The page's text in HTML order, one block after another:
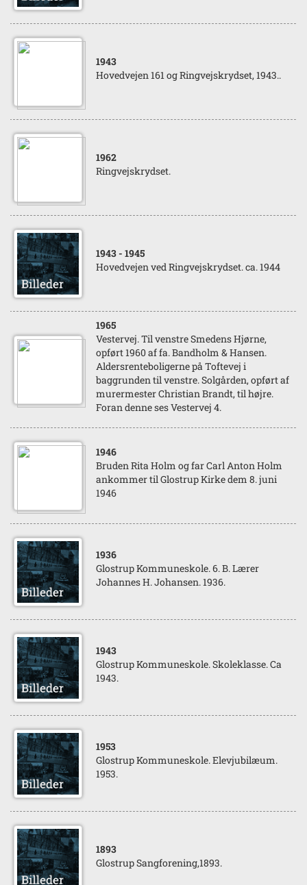
1943
Hovedvejen 161 og Ringvejskrydset, 1943..
1962
Ringvejskrydset.
1943 - 1945
Hovedvejen ved Ringvejskrydset. ca. 1944
1965
Vestervej. Til venstre Smedens Hjørne,
opført 1960 af fa. Bandholm & Hansen.
Aldersrenteboligerne på Toftevej i
baggrunden til venstre. Solgården, opført af
murermester Christian Brandt, til højre.
Foran denne ses Vestervej 4.
1946
Bruden Rita Holm og far Carl Anton Holm
ankommer til Glostrup Kirke dem 8. juni
1946
1936
Glostrup Kommuneskole. 6. B. Lærer
Johannes H. Johansen. 1936.
1943
Glostrup Kommuneskole. Skoleklasse. Ca
1943.
1953
Glostrup Kommuneskole. Elevjubilæum.
1953.
1893
Glostrup Sangforening,1893.